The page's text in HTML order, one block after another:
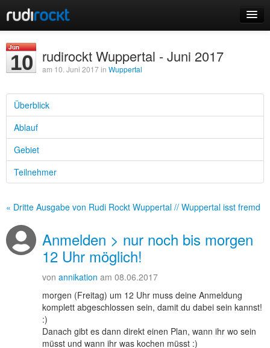
Events
Login
Registrieren
Jun
10 rudirockt Wuppertal - Juni 2017
am 10. Juni 2017 in Wuppertal
Überblick
Ablauf
Gebiet
Teilnehmer
« Dritte Ausgabe von Rudi Rockt Wuppertal // Wuppertal isst fremd
Anmelden > nur noch bis morgen
12 Uhr möglich!
von annikation am 08.06.2017
morgen (Freitag) um 12 Uhr muss deine Anmeldung
komplett abgeschlossen sein, damit du dabei sein kannst!
:)
Danach gibt es dann direkt einen Plan, wann ihr wo sein
müsst und wann ihr was kochen müsst :)